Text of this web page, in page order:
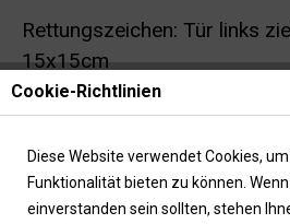
Rettungszeichen: Tür links
15x15cm
Cookie-Richtlinien
Diese Website verwendet Cookies,
Funktionalität bieten zu können.
einverstanden sein sollten, stehen